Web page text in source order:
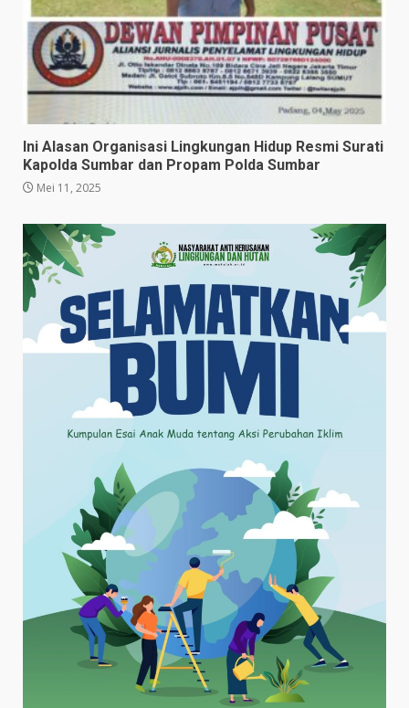
Ini Alasan Organisasi Lingkungan Hidup Resmi Surati
Kapolda Sumbar dan Propam Polda Sumbar
Mei 11, 2025